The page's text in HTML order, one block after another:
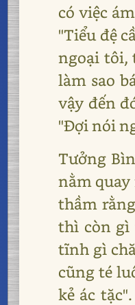
có việc
"Tiểu đệ
ngoại tôi,
làm sao
vậy đến
"Đợi nói
Tưởng
nằm
thầm
thì còn gì
tĩnh gì
cũng té
kẻ ác